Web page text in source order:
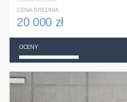
CENA ŚREDNIA
20 000 zł
OCENY